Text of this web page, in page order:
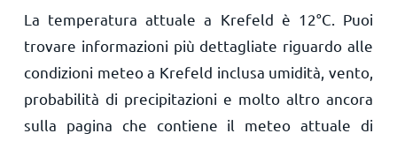
La temperatura attuale a Krefeld è 12°C . Puoi
trovare informazioni più dettagliate riguardo alle
condizioni meteo a Krefeld inclusa umidità, vento,
probabilità di precipitazioni e molto altro ancora
sulla pagina che contiene il meteo attuale di